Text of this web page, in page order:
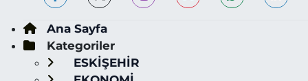
Ana Sayfa
Kategoriler
ESKİŞEHİR